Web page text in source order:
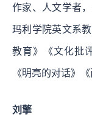
作家、人文学者
玛利学院英文系
教育》《文化批
《明亮的对话》
刘擎